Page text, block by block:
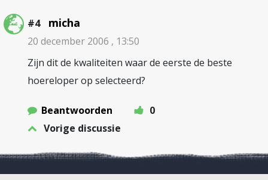
#4 micha
20 december 2006 , 13:50
Zijn dit de kwaliteiten waar de eerste de beste
hoereloper op selecteerd?
Beantwoorden
0
Vorige discussie